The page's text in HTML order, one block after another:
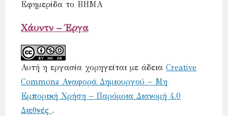
Eφημερίδα το ΒΗΜΑ
Χάυντν – Έργα
Αυτή η εργασία χορηγείται με άδειαCreative
Commons Αναφορά Δημιουργού – Μη
Εμπορική Χρήση – Παρόμοια Διανομή 4.0
Διεθνές .